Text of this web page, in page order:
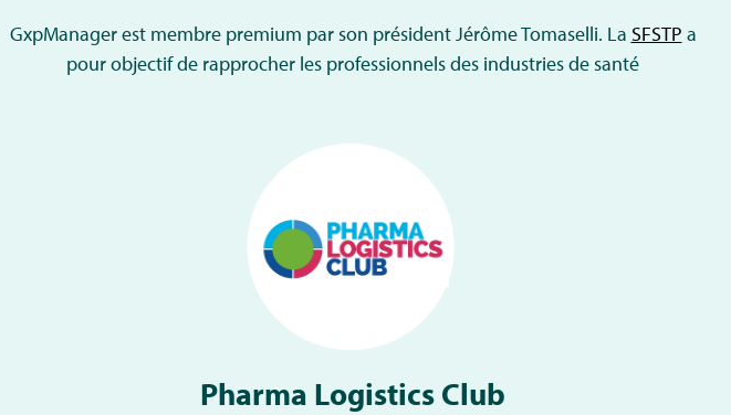
GxpManager est membre premium par son président Jérôme Tomaselli. La SFSTP a
pour objectif de rapprocher les professionnels des industries de santé
Pharma Logistics Club